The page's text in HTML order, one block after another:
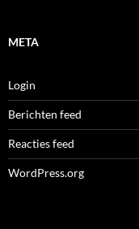
META
Login
Berichten feed
Reacties feed
WordPress.org